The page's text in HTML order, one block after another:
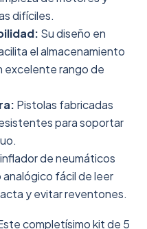
difíciles.
Su diseño en
el almacenamiento
excelente rango de
Pistolas fabricadas
para soportar
inflador de neumáticos
fácil de leer
y evitar reventones.
completísimo kit de 5